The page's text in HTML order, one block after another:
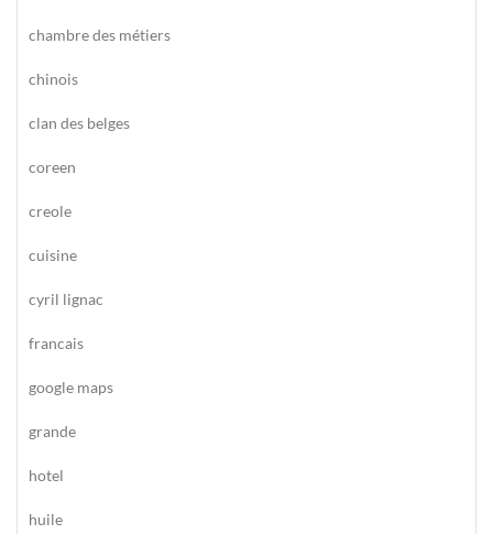
chambre des métiers
chinois
clan des belges
coreen
creole
cuisine
cyril lignac
francais
google maps
grande
hotel
huile